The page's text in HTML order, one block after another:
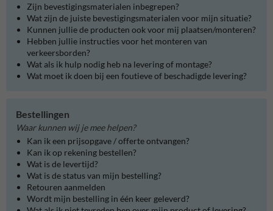
Zijn bevestigingsmaterialen inbegrepen?
Wat zijn de juiste bevestigingsmaterialen voor mijn situatie?
Kunnen jullie de producten ook voor mij plaatsen/monteren?
Hebben jullie instructies voor het monteren van
verkeersborden?
Wat als ik hulp nodig heb na levering of montage?
Wat moet ik doen bij een foutieve of beschadigde levering?
Bestellingen
Waar kunnen wij je mee helpen?
Kan ik een prijsopgave / offerte ontvangen?
Kan ik op rekening bestellen?
Wat is de levertijd?
Wat is de status van mijn bestelling?
Retouren aanmelden
Wordt mijn bestelling in één keer geleverd?